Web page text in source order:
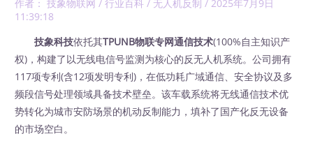
作者： 技象物联网/行业百科 / 无人机反制 /2025年7月9日
11:39:18
技象科技依托其TPUNB物联专网通信技术(100%自主知识产
权)，构建了以无线电信号监测为核心的反无人机系统。公司拥有
117项专利(含12项发明专利)，在低功耗广域通信、安全协议及多
频段信号处理领域具备技术壁垒。该车载系统将无线通信技术优
势转化为城市安防场景的机动反制能力，填补了国产化反无设备
的市场空白。